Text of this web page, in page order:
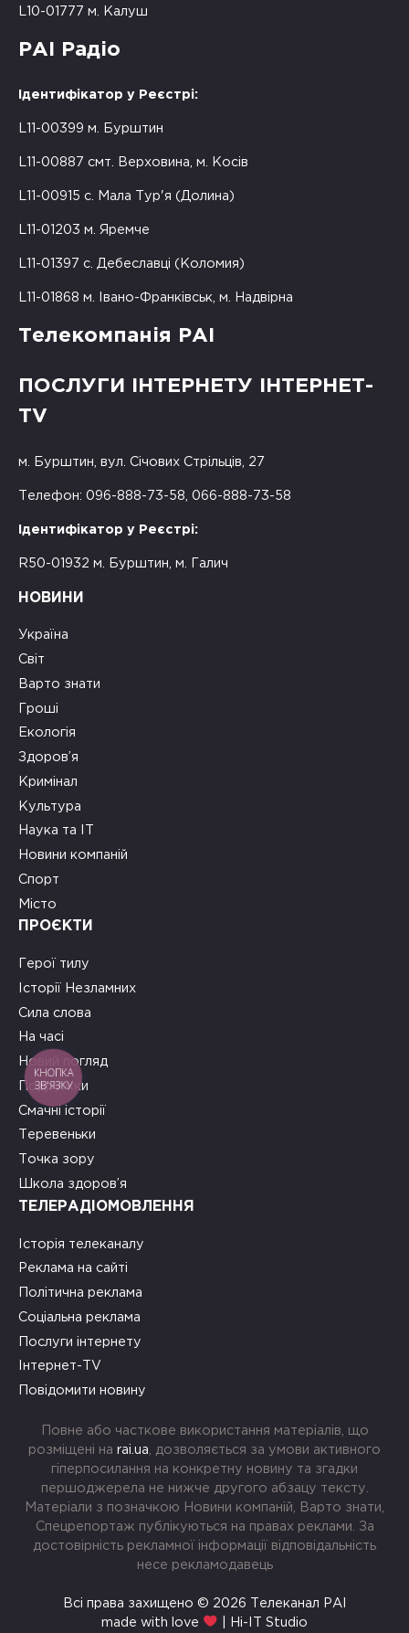
L10-01777 м. Калуш
РАІ Радіо
Ідентифікатор у Реєстрі:
L11-00399 м. Бурштин
L11-00887 смт. Верховина, м. Косів
L11-00915 с. Мала Тур'я (Долина)
L11-01203 м. Яремче
L11-01397 с. Дебеславці (Коломия)
L11-01868 м. Івано-Франківськ, м. Надвірна
Телекомпанія РАІ
ПОСЛУГИ ІНТЕРНЕТУ ІНТЕРНЕТ-
TV
м. Бурштин, вул. Січових Стрільців, 27
Телефон: 096-888-73-58, 066-888-73-58
Ідентифікатор у Реєстрі:
R50-01932 м. Бурштин, м. Галич
НОВИНИ
Україна
Світ
Варто знати
Гроші
Екологія
Здоров’я
Кримінал
Культура
Наука та ІТ
Новини компаній
Спорт
Місто
ПРОЄКТИ
Герої тилу
Історії Незламних
Сила слова
На часі
Новий погляд
Подружки
Смачні історії
Теревеньки
Точка зору
Школа здоров’я
ТЕЛЕРАДІОМОВЛЕННЯ
Історія телеканалу
Реклама на сайті
Політична реклама
Соціальна реклама
Послуги інтернету
Інтернет-TV
Повідомити новину
Повне або часткове використання матеріалів, що
розміщені на rai.ua , дозволяється за умови активного
гіперпосилання на конкретну новину та згадки
першоджерела не нижче другого абзацу тексту.
Матеріали з позначкою Новини компаній, Варто знати,
Спецрепортаж публікуються на правах реклами. За
достовірність рекламної інформації відповідальність
несе рекламодавець
Всі права захищено © 2026 Телеканал РАІ
made with love
| Hi-IT Studio
КНОПКА
ЗВ'ЯЗКУ